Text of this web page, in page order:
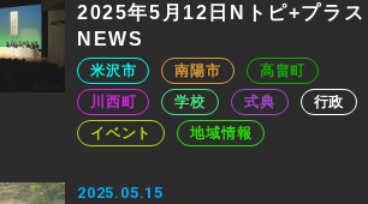
2025年5月12日Nトピ+プラス
NEWS
米沢市 南陽市
高畠町
川西町
学校 式典
行政
イベント
地域情報
2025.05.15